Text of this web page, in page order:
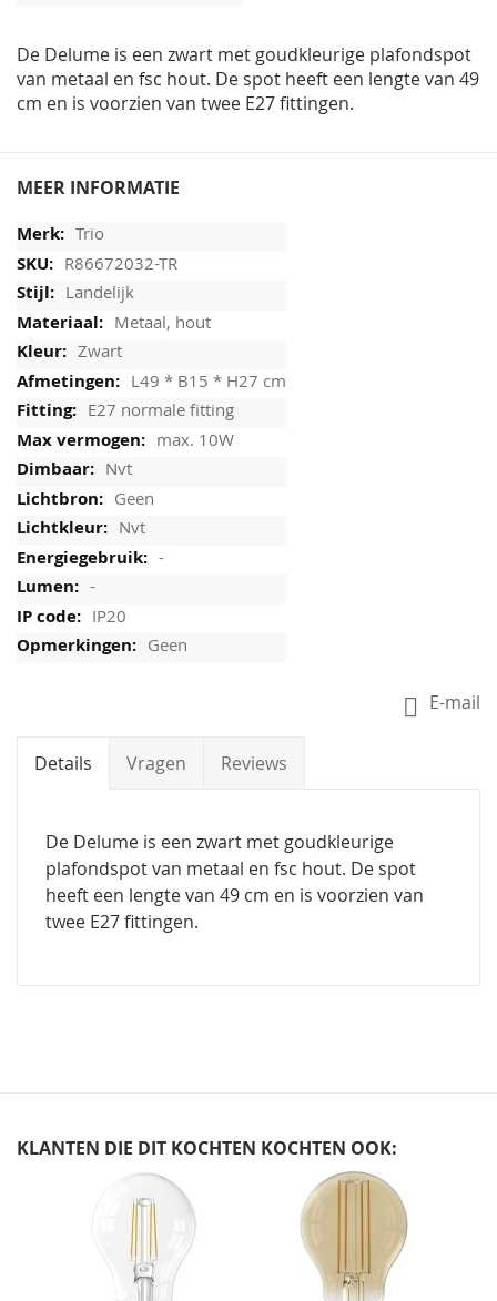
De Delume is een zwart met goudkleurige plafondspot
van metaal en fsc hout. De spot heeft een lengte van 49
cm en is voorzien van twee E27 fittingen.
MEER INFORMATIE
Trio
R86672032-TR
Landelijk
Metaal, hout
Zwart
L49 * B15 * H27 cm
E27 normale fitting
max. 10W
Nvt
Geen
Nvt
-
-
IP20
Geen
E-mail
Details Vragen Reviews
De Delume is een zwart met goudkleurige
plafondspot van metaal en fsc hout. De spot
heeft een lengte van 49 cm en is voorzien van
twee E27 fittingen.
KLANTEN DIE DIT KOCHTEN KOCHTEN OOK: